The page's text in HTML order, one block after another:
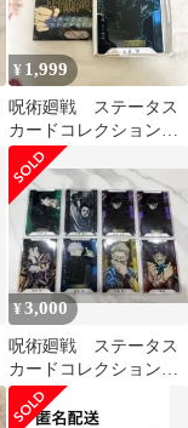
¥ 1,999
呪術廻戦 ステータス
カードコレクション
五条悟
¥3,000
呪術廻戦 ステータス
カードコレクション
まとめ売り